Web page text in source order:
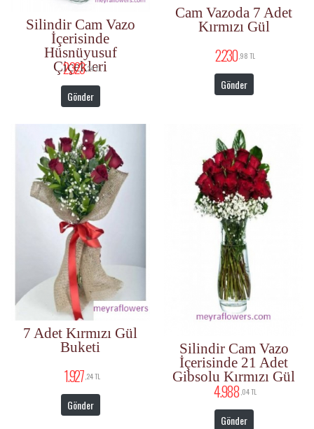
Silindir Cam Vazo
İçerisinde
Hüsnüyusuf
Çiçekleri
2.323,24 TL
Gönder
Cam Vazoda 7 Adet
Kırmızı Gül
2.230 ,98 TL
Gönder
7 Adet Kırmızı Gül
Buketi
1.927 ,24 TL
Gönder
Silindir Cam Vazo
İçerisinde 21 Adet
Gibsolu Kırmızı Gül
4.988 ,04 TL
Gönder